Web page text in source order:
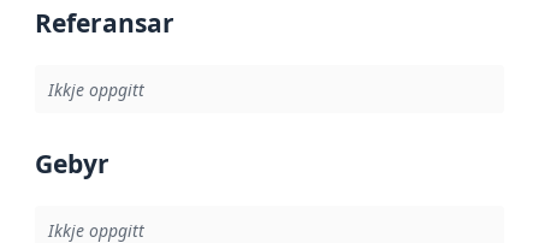
Referansar
Ikkje oppgitt
Gebyr
Ikkje oppgitt